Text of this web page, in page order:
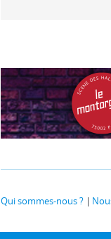
Qui sommes-nous ?